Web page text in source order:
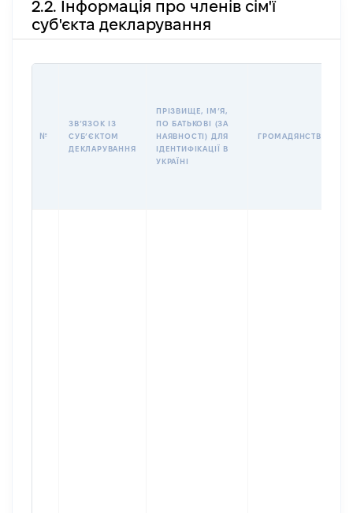
2.2. Інформація про членів сім'ї
суб'єкта декларування
№
ЗВʼЯЗОК ІЗ
СУБʼЄКТОМ
ДЕКЛАРУВАННЯ
ПРІЗВИЩЕ, ІМʼЯ,
ПО БАТЬКОВІ (ЗА
НАЯВНОСТІ) ДЛЯ
ІДЕНТИФІКАЦІЇ В
УКРАЇНІ
ГРОМАДЯНСТВО